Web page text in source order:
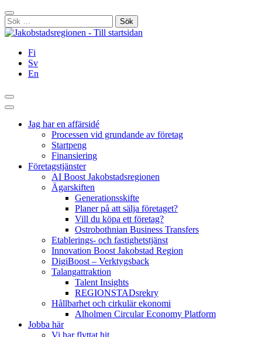
Hoppa
till
innehållet
Stäng
Sök
efter:
Fi
Sv
En
Sök
Huvudmeny
Jag har en affärsidé
Processen vid grundande av företag
Startpeng
Finansiering
Företagstjänster
AI Boost Jakobstadsregionen
Ägarskiften
Generationsskifte
Planer på att sälja företaget?
Vill du köpa ett företag?
Ostrobothnian Business Transfers
Etablerings- och fastighetstjänst
Innovation Boost Jakobstad Region
DigiBoost – Verktygsback
Talangattraktion
Talent Insights
REGIONSTADsrekry
Hållbarhet och cirkulär ekonomi
Alholmen Circular Economy Platform
Jobba här
Vi har flyttat hit